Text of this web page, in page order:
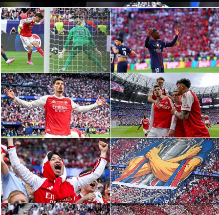
أمريكا 2026
الدوري المصري
الدوري الإنجليزي الممتاز
الدوري الإسباني
الدوري الإيطالي
الدوري الألماني
الدوري الفرنسي
الدوري السعودي للمحترفين
دوري أبطال أوروبا
دوري أبطال إفريقيا